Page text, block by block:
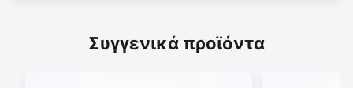
Συγγενικά προϊόντα